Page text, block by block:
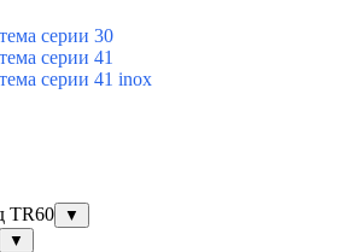
серии 30
серии 41
серии 41 inox
TR60 ▼
▼